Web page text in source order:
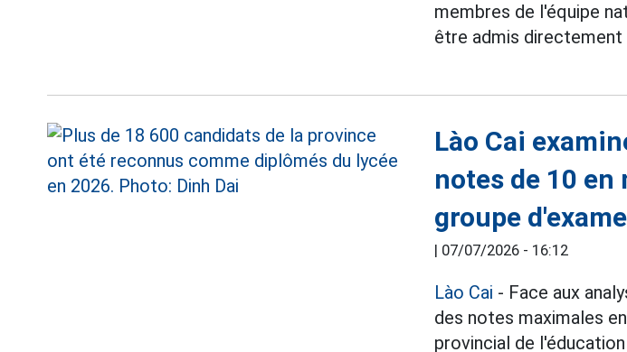
membres de l'équipe
être admis directement
Lào Cai
notes de 10
groupe
| 07/07/2026 - 16:12
Lào Cai - Face aux
des notes maximales
provincial de